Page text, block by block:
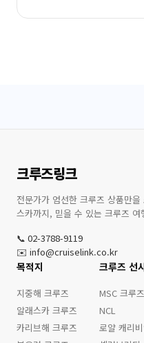
크루즈링크
전문가가 엄선한 크루즈 상품만
스카까지, 믿을 수 있는 크루즈 여
📞 02-3788-9119
✉️ info@cruiselink.co.kr
목적지
지중해 크루즈
알래스카 크루즈
카리브해 크루즈
크루즈 선
MSC 크루즈
NCL
로얄 캐리